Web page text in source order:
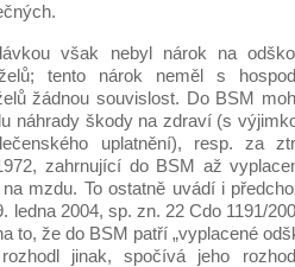
však nebyl nárok na
tento nárok neměl s
žádnou souvislost. Do BSM
náhrady škody na zdraví (s
uplatnění), resp. za
zahrnující do BSM až
mzdu. To ostatně uvádí i
ledna 2004, sp. zn. 22 Cdo 1191/
to, že do BSM patří „vyplacené
jinak, spočívá jeho